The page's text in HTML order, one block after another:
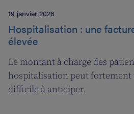
19 janvier 2026
Hospitalisation : une
élevée
Le montant à charge des
hospitalisation peut fortement
difficile à anticiper.